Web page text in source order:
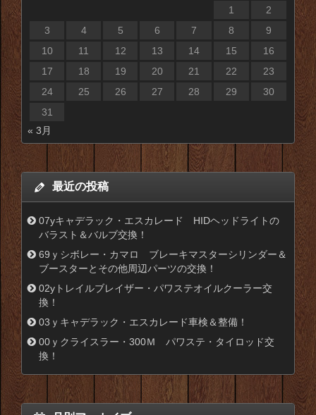
1
2
3
4 5 6 7 8
9
10
11 12 13 14 15
16
17
18 19 20 21 22
23
24
25 26 27 28 29
30
31
« 3月
最近の投稿
07yキャデラック・エスカレード HIDヘッドライトの
バラスト＆バルブ交換！
69ｙシボレー・カマロ ブレーキマスターシリンダー＆
ブースターとその他周辺パーツの交換！
02yトレイルブレイザー・パワステオイルクーラー交
換！
03ｙキャデラック・エスカレード車検＆整備！
00ｙクライスラー・300Ｍ パワステ・タイロッド交
換！